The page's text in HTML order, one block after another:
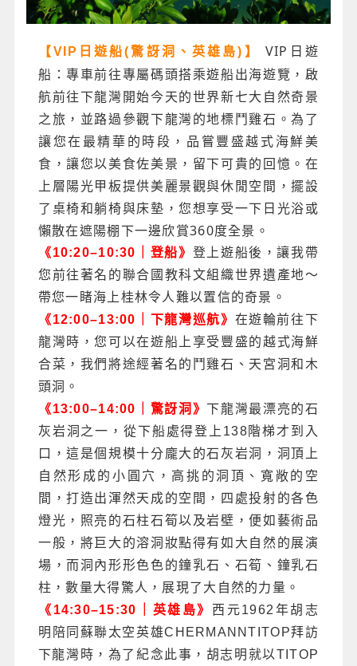
【VIP日遊船(驚訝洞、英雄島)】
VIP日遊
船：專車前往專屬碼頭搭乘遊船出海遊覽，啟
航前往下龍灣開始今天的世界新七大自然奇景
之旅，並路過參觀下龍灣的地標鬥雞石。為了
讓您在最精華的時段，品嘗豐盛越式海鮮美
食，讓您以美食佐美景，留下可貴的回憶。在
上層陽光甲板提供美麗景觀與休閒空間，擺設
了桌椅和躺椅與床墊，您想享受一下日光浴或
懶散在遮陽棚下一邊欣賞360度全景。
《10:20–10:30｜登船》 登上遊船後，讓我帶
您前往著名的聯合國教科文組織世界遺產地～
帶您一睹海上桂林令人難以置信的奇景。
《12:00–13:00｜下龍灣巡航》 在遊輪前往下
龍灣時，您可以在遊船上享受豐盛的越式海鮮
合菜，我們將途經著名的鬥雞石、天宮洞和木
頭洞。
《13:00–14:00｜驚訝洞》下龍灣最漂亮的石
灰岩洞之一，從下船處得登上138階梯才到入
口，這是個規模十分龐大的石灰岩洞，洞頂上
自然形成的小圓穴，高挑的洞頂、寬敞的空
間，打造出渾然天成的空間，四處投射的各色
燈光，照亮的石柱石筍以及岩壁，便如藝術品
一般，將巨大的溶洞妝點得有如大自然的展演
場，而洞內形形色色的鐘乳石、石筍、鐘乳石
柱，數量大得驚人，展現了大自然的力量。
《14:30–15:30｜英雄島》 西元1962年胡志
明陪同蘇聯太空英雄CHERMANNTITOP拜訪
下龍灣時，為了紀念此事，胡志明就以TITOP